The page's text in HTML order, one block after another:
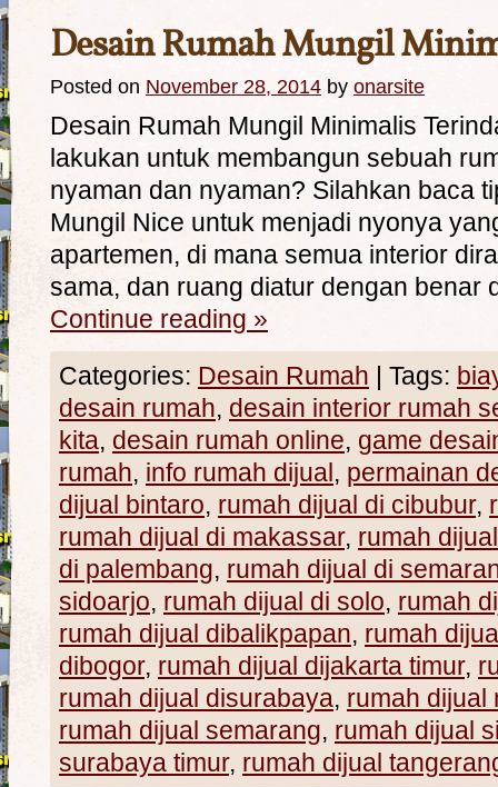
Desain Rumah Mungil
Posted on November 28, 2014 by onarsite
Desain Rumah Mungil Minimalis
lakukan untuk membangun sebuah
nyaman dan nyaman? Silahkan baca
Mungil Nice untuk menjadi nyonya
apartemen, di mana semua interior
sama, dan ruang diatur dengan
Continue reading »
Categories: Desain Rumah | Tags:
desain rumah, desain interior rumah
kita, desain rumah online, game
rumah, info rumah dijual, permainan
dijual bintaro, rumah dijual di cibubur,
rumah dijual di makassar, rumah
di palembang, rumah dijual di
sidoarjo, rumah dijual di solo, rumah
rumah dijual dibalikpapan, rumah
dibogor, rumah dijual dijakarta timur,
rumah dijual disurabaya, rumah dijual
rumah dijual semarang, rumah dijual
surabaya timur, rumah dijual